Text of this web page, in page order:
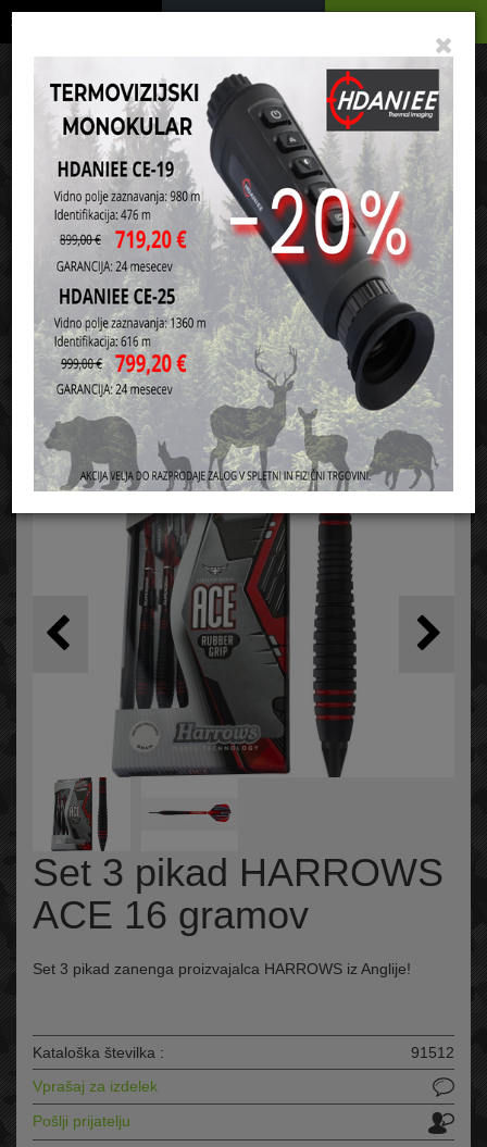
de
Vaša košarica je še prazna
Domov Pikade in pripomočki Kompleti pikad
Set 3 pikad HARROWS
ACE 16 gramov
Set 3 pikad zanenga proizvajalca HARROWS iz Anglije!
Kataloška številka :
91512
Vprašaj za izdelek
Pošlji prijatelju